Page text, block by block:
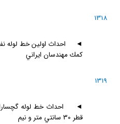
1318
◄ احداث اولين خط لوله
كمك مهندسان ايراني
1319
◄
قطر 30 سانتي متر و نيم